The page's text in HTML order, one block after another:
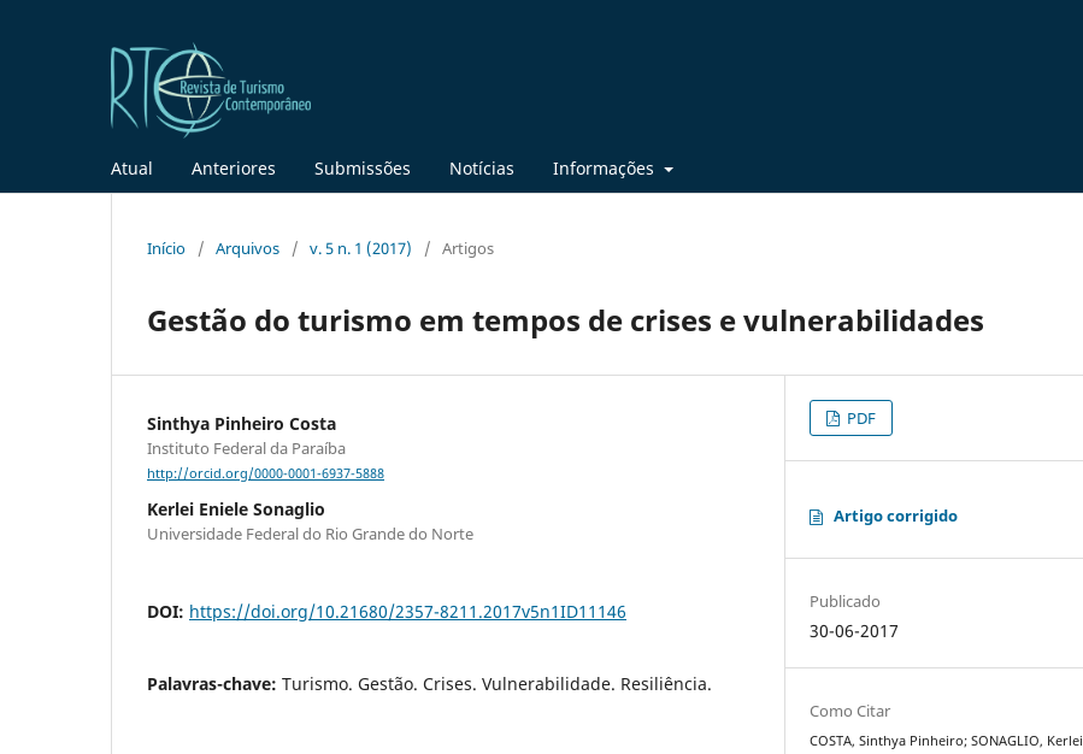
Atual Anteriores Submissões Notícias Informações
Início / Arquivos / v. 5 n. 1 (2017) / Artigos
Gestão do turismo em tempos de crises e vulnerabilidades
Sinthya Pinheiro Costa
Instituto Federal da Paraíba
http://orcid.org/0000-0001-6937-5888
Kerlei Eniele Sonaglio
Universidade Federal do Rio Grande do Norte
DOI: https://doi.org/10.21680/2357-8211.2017v5n1ID11146
Palavras-chave: Turismo. Gestão. Crises. Vulnerabilidade. Resiliência.
PDF
Artigo corrigido
Publicado
30-06-2017
Como Citar
COSTA, Sinthya Pinheiro; SONAGLIO, Kerlei